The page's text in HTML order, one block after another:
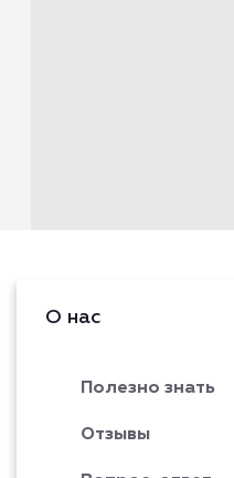
О нас
Полезно знать
Отзывы